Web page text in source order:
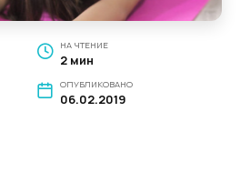
НА ЧТЕНИЕ
2 мин
ОПУБЛИКОВАНО
06.02.2019